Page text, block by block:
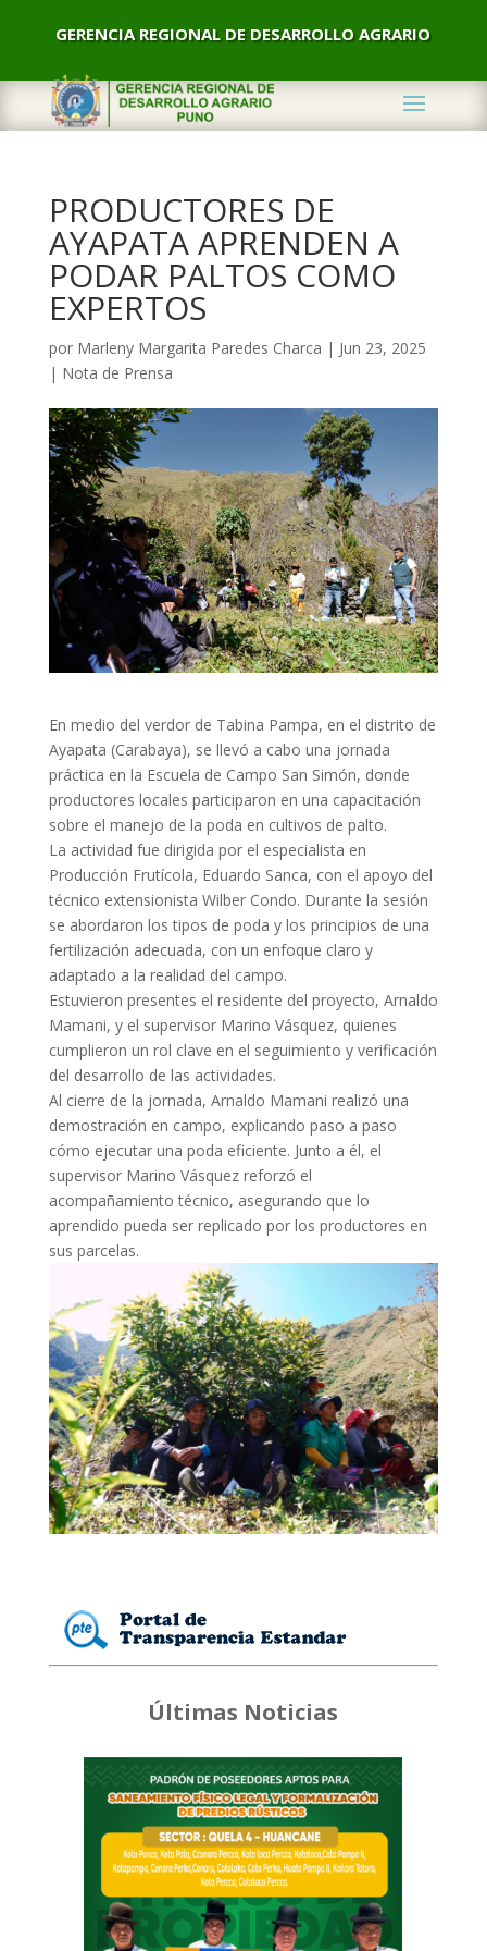
GERENCIA REGIONAL DE DESARROLLO AGRARIO
PRODUCTORES DE
AYAPATA APRENDEN A
PODAR PALTOS COMO
EXPERTOS
por Marleny Margarita Paredes Charca | Jun 23, 2025
| Nota de Prensa
En medio del verdor de Tabina Pampa, en el distrito de
Ayapata (Carabaya), se llevó a cabo una jornada
práctica en la Escuela de Campo San Simón, donde
productores locales participaron en una capacitación
sobre el manejo de la poda en cultivos de palto.
La actividad fue dirigida por el especialista en
Producción Frutícola, Eduardo Sanca, con el apoyo del
técnico extensionista Wilber Condo. Durante la sesión
se abordaron los tipos de poda y los principios de una
fertilización adecuada, con un enfoque claro y
adaptado a la realidad del campo.
Estuvieron presentes el residente del proyecto, Arnaldo
Mamani, y el supervisor Marino Vásquez, quienes
cumplieron un rol clave en el seguimiento y verificación
del desarrollo de las actividades.
Al cierre de la jornada, Arnaldo Mamani realizó una
demostración en campo, explicando paso a paso
cómo ejecutar una poda eficiente. Junto a él, el
supervisor Marino Vásquez reforzó el
acompañamiento técnico, asegurando que lo
aprendido pueda ser replicado por los productores en
sus parcelas.
Últimas Noticias